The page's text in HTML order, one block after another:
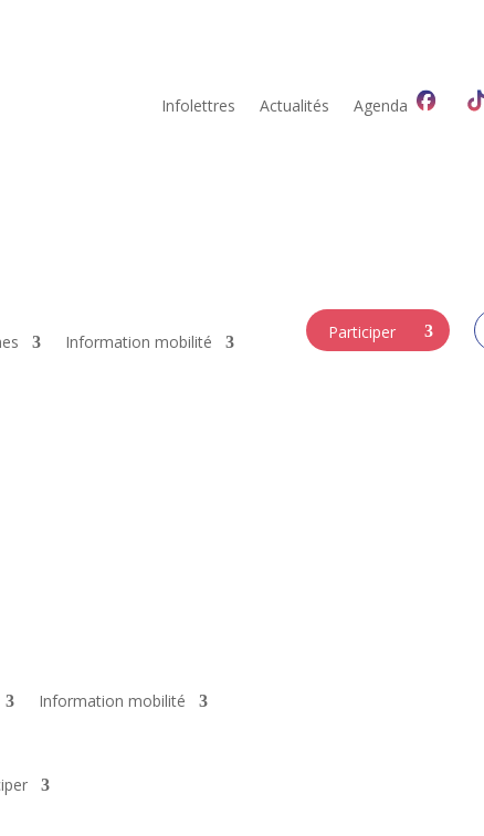
Infolettres Actualités Agenda
Information mobilité Participer
Information mobilité